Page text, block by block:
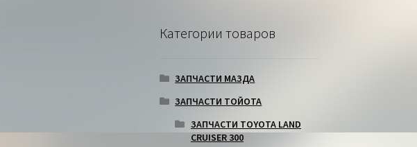
Категории товаров
ЗАПЧАСТИ МАЗДА
ЗАПЧАСТИ ТОЙОТА
ЗАПЧАСТИ TOYOTA LAND
CRUISER 300